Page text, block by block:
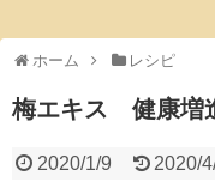
ホーム レシピ
梅エキス 健康増
2020/1/9 2020/